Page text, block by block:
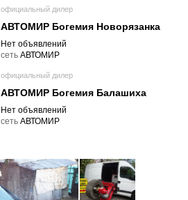
официальный дилер
АВТОМИР Богемия Новорязанка
Нет объявлений
cеть АВТОМИР
официальный дилер
АВТОМИР Богемия Балашиха
Нет объявлений
cеть АВТОМИР